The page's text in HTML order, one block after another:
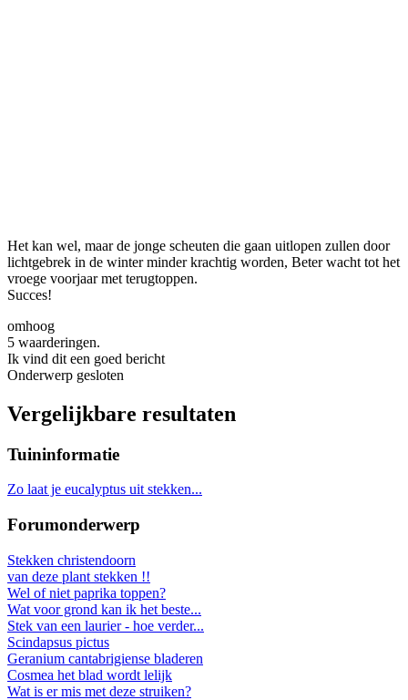
Het kan wel, maar de jonge scheuten die gaan uitlopen zullen door
lichtgebrek in de winter minder krachtig worden, Beter wacht tot het
vroege voorjaar met terugtoppen.
Succes!
omhoog
5 waarderingen.
Ik vind dit een goed bericht
Onderwerp gesloten
Vergelijkbare resultaten
Tuininformatie
Zo laat je eucalyptus uit stekken...
Forumonderwerp
Stekken christendoorn
van deze plant stekken !!
Wel of niet paprika toppen?
Wat voor grond kan ik het beste...
Stek van een laurier - hoe verder...
Scindapsus pictus
Geranium cantabrigiense bladeren
Cosmea het blad wordt lelijk
Wat is er mis met deze struiken?